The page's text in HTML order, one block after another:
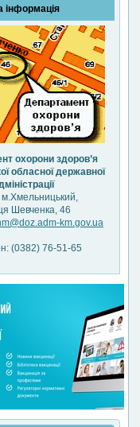
інформація
охорони здоров’я
обласної державної
Шевченка, 46
km.gov.ua
(0382) 76-51-65